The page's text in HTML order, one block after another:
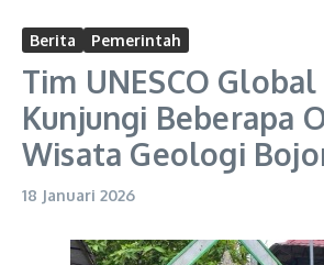
Berita Pemerintah
Tim UNESCO
Kunjungi Beberapa
Wisata Geologi
18 Januari 2026